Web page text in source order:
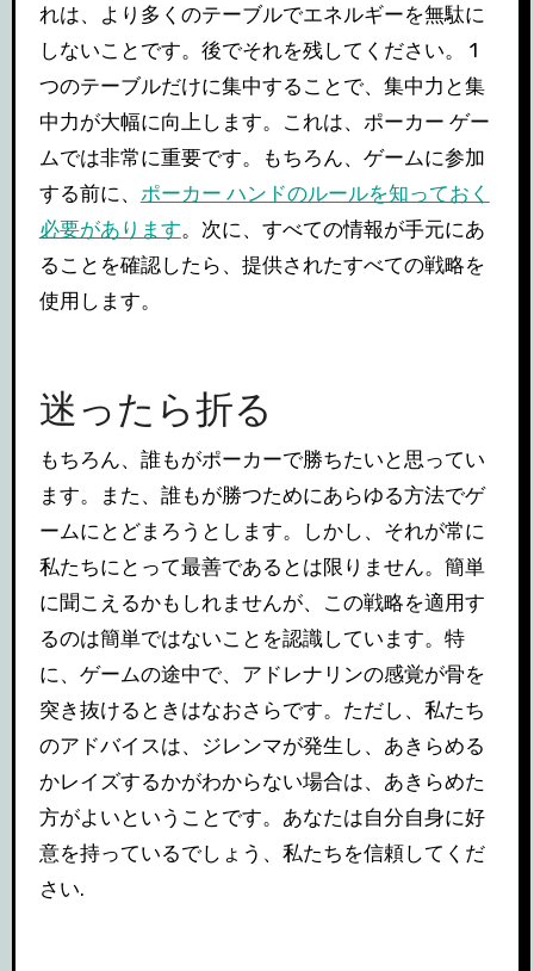
れは、より多くのテーブルでエネルギーを無駄に
しないことです。後でそれを残してください。 1
つのテーブルだけに集中することで、集中力と集
中力が大幅に向上します。これは、ポーカー ゲー
ムでは非常に重要です。もちろん、ゲームに参加
する前に、 ポーカー ハンドのルールを知っておく
必要があります。次に、すべての情報が手元にあ
ることを確認したら、提供されたすべての戦略を
使用します。
迷ったら折る
もちろん、誰もがポーカーで勝ちたいと思ってい
ます。また、誰もが勝つためにあらゆる方法でゲ
ームにとどまろうとします。しかし、それが常に
私たちにとって最善であるとは限りません。簡単
に聞こえるかもしれませんが、この戦略を適用す
るのは簡単ではないことを認識しています。特
に、ゲームの途中で、アドレナリンの感覚が骨を
突き抜けるときはなおさらです。ただし、私たち
のアドバイスは、ジレンマが発生し、あきらめる
かレイズするかがわからない場合は、あきらめた
方がよいということです。あなたは自分自身に好
意を持っているでしょう、私たちを信頼してくだ
さい.